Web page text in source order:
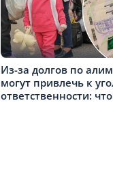
Из-за долгов по
могут привлечь к
ответственности: